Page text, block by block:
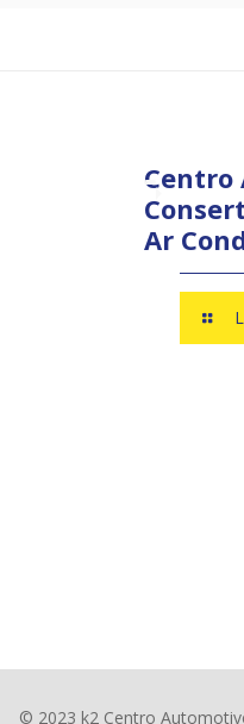
Centro
Ar
© 2023 k2 Centro